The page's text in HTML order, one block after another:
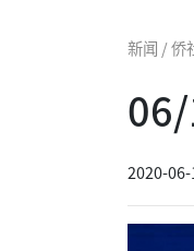
新闻 / 侨
2020-